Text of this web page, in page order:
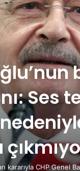
Ses
kararıyla CHP Genel